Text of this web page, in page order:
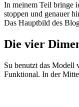
In meinem Teil bringe
stoppen und genauer
Das Hauptbild des
Die vier
Su benutzt das Modell
Funktional. In der